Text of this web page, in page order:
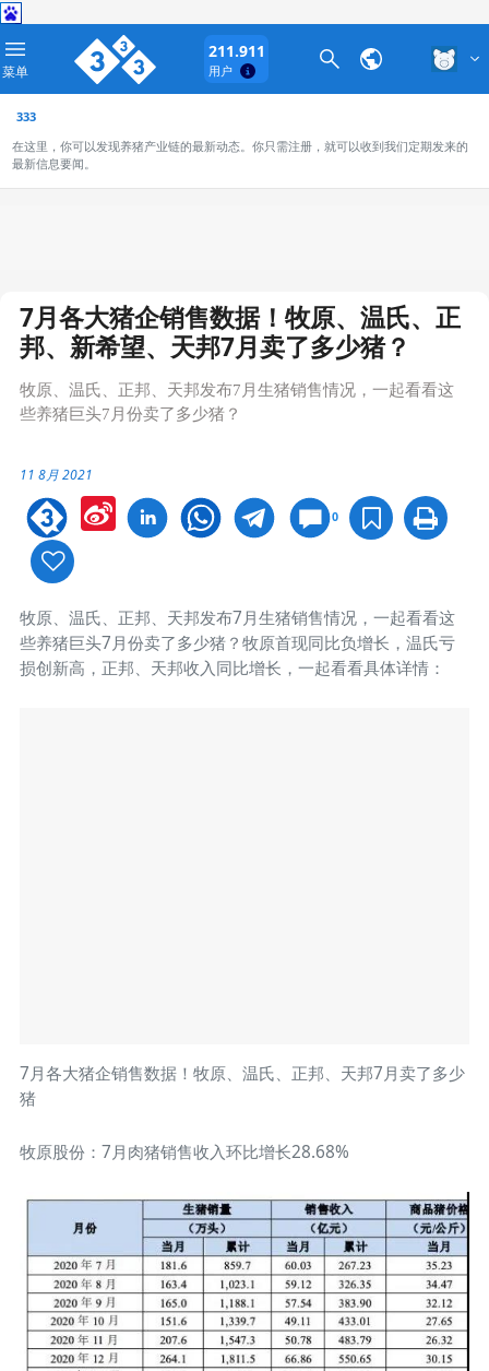
菜单
211.911
用户
333
在这里，你可以发现养猪产业链的最新动态。你只需注册，就可以收到我们定期发来的
最新信息要闻。
7月各大猪企销售数据！牧原、温氏、正
邦、新希望、天邦7月卖了多少猪？
牧原、温氏、正邦、天邦发布7月生猪销售情况，一起看看这
些养猪巨头7月份卖了多少猪？
11 8月 2021
Sina
Weibo
0
牧原、温氏、正邦、天邦发布7月生猪销售情况，一起看看这
些养猪巨头7月份卖了多少猪？牧原首现同比负增长，温氏亏
损创新高，正邦、天邦收入同比增长，一起看看具体详情：
7月各大猪企销售数据！牧原、温氏、正邦、天邦7月卖了多少
猪
牧原股份：7月肉猪销售收入环比增长28.68%